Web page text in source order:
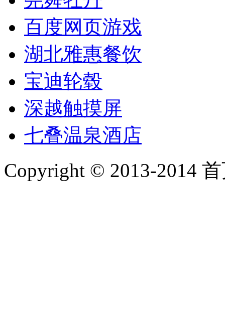
百度网页游戏
湖北雅惠餐饮
宝迪轮毂
深越触摸屏
七叠温泉酒店
Copyright © 2013-2014